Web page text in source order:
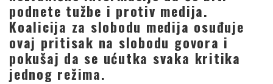
podnete tužbe i protiv medija.
Koalicija za slobodu medija osuđuje
ovaj pritisak na slobodu govora i
pokušaj da se ućutka svaka kritika
jednog režima.